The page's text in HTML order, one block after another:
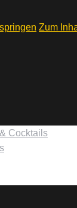
Zum
Cocktails